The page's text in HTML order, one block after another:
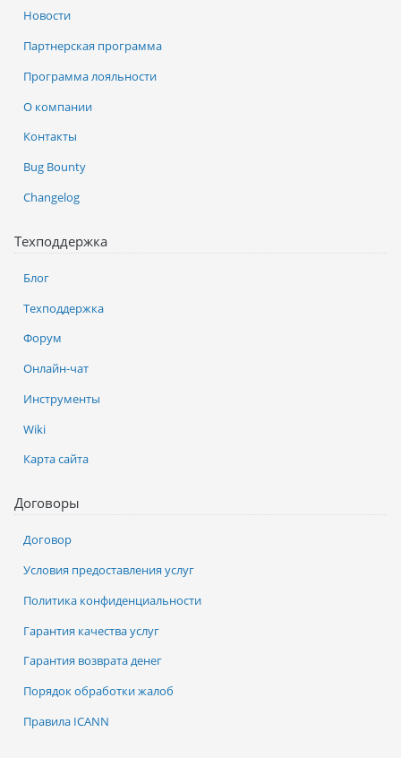
Новости
Партнерская программа
Программа лояльности
О компании
Контакты
Bug Bounty
Changelog
Техподдержка
Блог
Техподдержка
Форум
Онлайн-чат
Инструменты
Wiki
Карта сайта
Договоры
Договор
Условия предоставления услуг
Политика конфиденциальности
Гарантия качества услуг
Гарантия возврата денег
Порядок обработки жалоб
Правила ICANN